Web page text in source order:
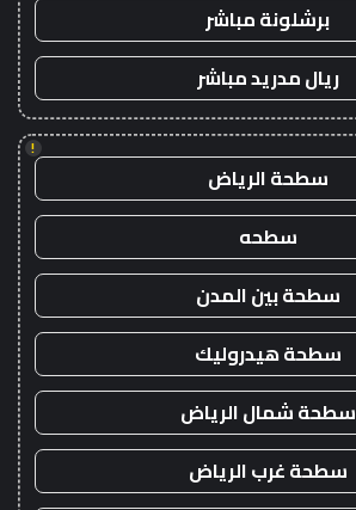
برشلونة مباشر
ريال مدريد مباشر
!
سطحة الرياض
سطحه
سطحة بين المدن
سطحة هيدروليك
سطحة شمال الرياض
سطحة غرب الرياض